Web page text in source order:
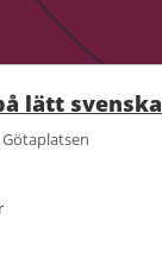
lätt svenska